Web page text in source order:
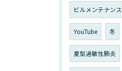
ビルメンテナンス
YouTube 冬
夏型過敏性肺炎